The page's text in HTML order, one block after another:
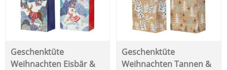
Geschenktüte
Weihnachten Eisbär &
Geschenktüte
Weihnachten Tannen &